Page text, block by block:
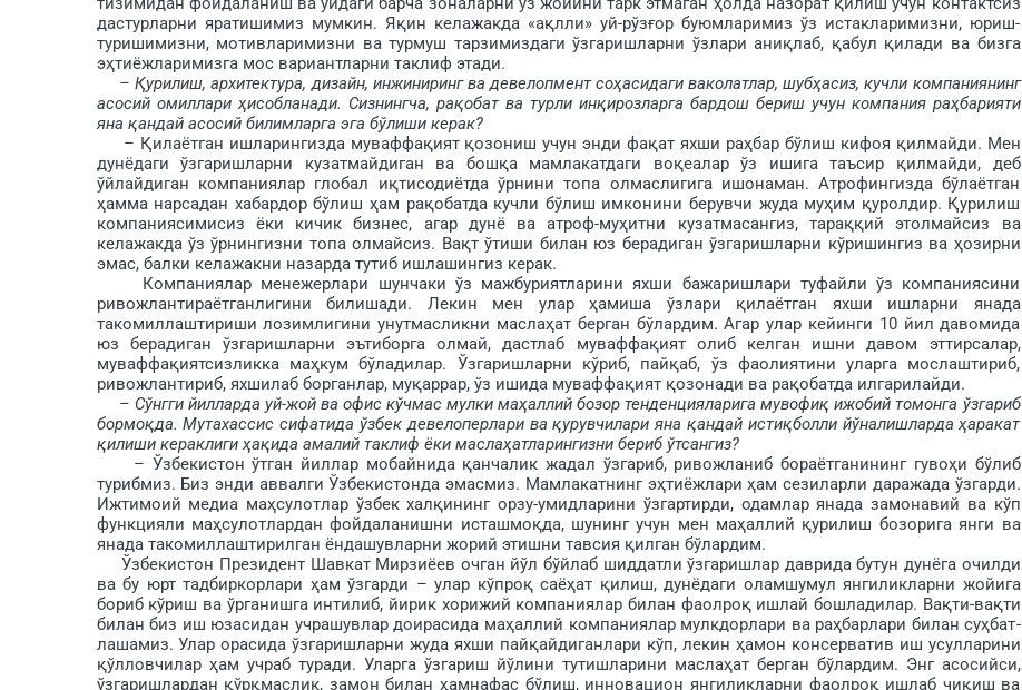
дастурларни яратишимиз мумкин. Яқин келажакда «ақлли» уй-рўзғор буюмларимиз ўз истакларимизни, юриш-
туришимизни, мотивларимизни ва турмуш тарзимиздаги ўзгаришларни ўзлари аниқлаб, қабул қилади ва бизга
эҳтиёжларимизга мос вариантларни таклиф этади.
– Қурилиш, архитектура, дизайн, инжиниринг ва девелопмент соҳасидаги ваколатлар, шубҳасиз, кучли компаниянинг
асосий омиллари ҳисобланади. Сизнингча, ра­қобат ва турли инқирозларга бардош бериш учун компания раҳба­рияти
яна қандай асосий билимларга эга бўлиши керак?
– Қилаётган ишларингизда му­ваффақият қозониш учун энди фақат яхши раҳбар бўлиш кифоя қилмайди. Мен
дунёдаги ўзгаришларни кузатмайдиган ва бошқа мамлакатдаги воқеалар ўз ишига таъсир қилмайди, деб
ўйлайдиган компаниялар глобал иқтисодиётда ўрнини топа олмаслигига ишонаман. Атрофингизда бўла­ётган
ҳамма нарсадан хабардор бўлиш ҳам рақобатда кучли бўлиш имконини берувчи жуда муҳим қу­рол­дир. Қурилиш
компаниясимисиз ёки кичик бизнес, агар дунё ва атроф-муҳитни кузатмасангиз, та­раққий этолмайсиз ва
келажакда ўз ўрнингизни топа олмайсиз. Вақт ўтиши билан юз берадиган ўзгаришларни кўри­шингиз ва ҳозирни
эмас, балки келажакни назарда тутиб ишлашингиз керак.
Компаниялар менежерлари шунчаки ўз мажбуриятларини яхши бажаришлари туфайли ўз компаниясини
ривожлантираётганлигини билишади. Лекин мен улар ҳамиша ўзлари қилаётган яхши ишларни янада
такомиллаштириши лозимлигини унутмасликни маслаҳат берган бў­лардим. Агар улар кейинги 10 йил давомида
юз берадиган ўзгаришларни эътиборга олмай, дастлаб му­ваффақият олиб келган ишни давом эттирсалар,
муваффақиятсизликка маҳкум бўладилар. Ўзгаришларни кўриб, пайқаб, ўз фаолиятини уларга мослаштириб,
ривожлантириб, яхшилаб борганлар, муқаррар, ўз ишида муваффақият қозонади ва рақобатда илгарилайди.
– Сўнгги йилларда уй-жой ва офис кўчмас мулки маҳаллий бозор тенденцияларига мувофиқ ижобий томонга ўзгариб
бормоқда. Мутахассис сифатида ўзбек девелоперлари ва қурувчилари яна қандай истиқболли йўналишларда ҳара­кат
қилиши кераклиги ҳақида амалий таклиф ёки маслаҳатла­рингизни бериб ўтсангиз?
– Ўзбекистон ўтган йиллар мобайнида қанчалик жадал ўзгариб, ривожланиб бораётганининг гувоҳи бўлиб
турибмиз. Биз энди аввалги Ўзбекис­тонда эмасмиз. Мамлакатнинг эҳти­ёжлари ҳам сезиларли даражада ўз­гарди.
Ижтимоий медиа маҳсулот­лар ўзбек халқининг орзу-умидларини ўзгартирди, одамлар янада замонавий ва кўп
функцияли маҳсулот­лардан фойдаланишни исташмоқда, шунинг учун мен маҳаллий қурилиш бозорига янги ва
янада такомиллаш­тирилган ёндашувларни жорий этишни тавсия қилган бўлардим.
Ўзбекистон Президент Шавкат Мирзиёев очган йўл бўйлаб шиддатли ўзгаришлар даврида бутун дунёга очилди
ва бу юрт тадбиркорлари ҳам ўзгарди – улар кўпроқ саёҳат қилиш, дунёдаги оламшумул янгиликларни жойига
бориб кўриш ва ўрганишга интилиб, йирик хорижий компаниялар билан фаолроқ ишлай бошладилар. Вақти-вақти
билан биз иш юзасидан учрашувлар доирасида маҳал­лий компаниялар мулкдорлари ва раҳ­барлари билан суҳбат­
лашамиз. Улар орасида ўзгаришларни жуда яхши пайқайдиганлари кўп, лекин ҳа­мон консерватив иш усулларини
қўл­ловчилар ҳам учраб туради. Уларга ўзгариш йўлини тутишларини мас­лаҳат берган бўлардим. Энг асосийси,
ўзгаришлардан қўрқ­маслик, замон билан ҳамнафас бўлиш, инновацион янгиликларни фа­ол­роқ ишлаб чиқиш ва